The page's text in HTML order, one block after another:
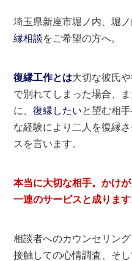
埼玉県新座市堀ノ内、堀
縁相談をご希望の方へ。
復縁工作とは大切な彼氏
で別れてしまった場合、
に、復縁したいと望む相
な経験により二人を復縁
スを言います。
本当に大切な相手。かけ
一連のサービスと成ります
相談者へのカウンセリン
接触しての心情調査、そ